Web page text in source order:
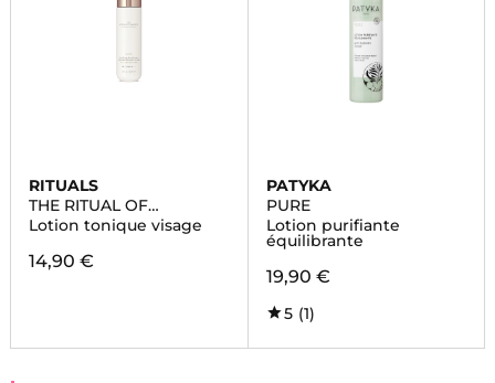
RITUALS
THE RITUAL OF
NAMASTE
Lotion tonique visage
14,90 €
PATYKA
PURE
Lotion purifiante
équilibrante
19,90 €
5 (1)